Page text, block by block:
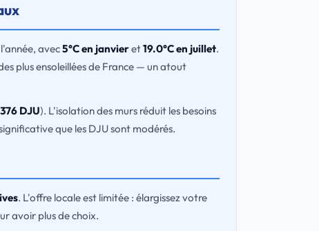
avec5°C en janvieret19.0°C en juillet.
plus ensoleillées de France — un atout
DJU). L'isolation des murs réduit les besoins
que les DJU sont modérés.
. L'offre locale est limitée : élargissez votre
avoir plus de choix.